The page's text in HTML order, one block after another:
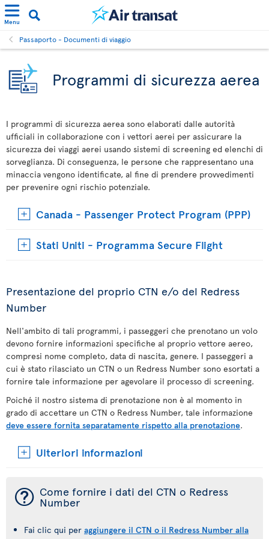
Menu
Passaporto - Documenti di viaggio
Programmi di sicurezza aerea
I programmi di sicurezza aerea sono elaborati dalle autorità
ufficiali in collaborazione con i vettori aerei per assicurare la
sicurezza dei viaggi aerei usando sistemi di screening ed elenchi di
sorveglianza. Di conseguenza, le persone che rappresentano una
minaccia vengono identificate, al fine di prendere provvedimenti
per prevenire ogni rischio potenziale.
Canada - Passenger Protect Program (PPP)
Stati Uniti - Programma Secure Flight
Presentazione del proprio CTN e/o del Redress
Number
Nell'ambito di tali programmi, i passeggeri che prenotano un volo
devono fornire informazioni specifiche al proprio vettore aereo,
compresi nome completo, data di nascita, genere. I passeggeri a
cui è stato rilasciato un CTN o un Redress Number sono esortati a
fornire tale informazione per agevolare il processo di screening.
Poiché il nostro sistema di prenotazione non è al momento in
grado di accettare un CTN o Redress Number, tale informazione
deve essere fornita separatamente rispetto alla prenotazione.
Ulteriori informazioni
¯ Come fornire i dati del CTN o Redress
Number
Fai clic qui per aggiungere il CTN o il Redress Number alla